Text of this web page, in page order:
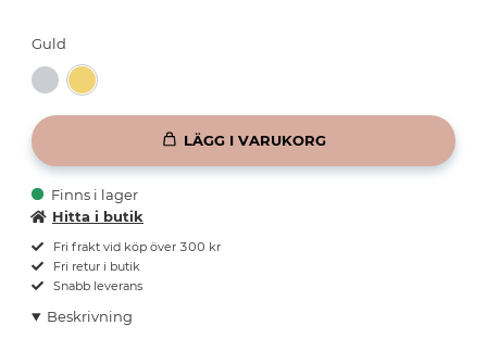
Guld
LÄGG I VARUKORG
Finns i lager
Hitta i butik
Fri frakt vid köp över 300 kr
Fri retur i butik
Snabb leverans
Beskrivning